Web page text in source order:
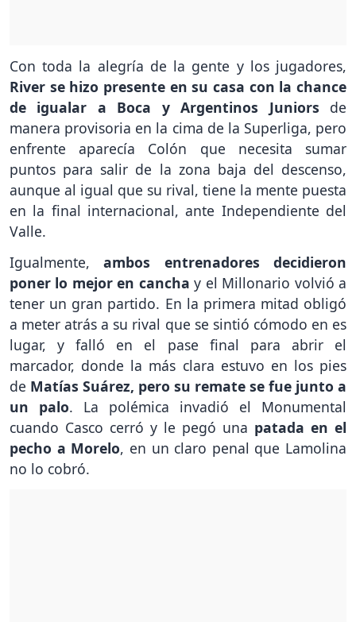
Con toda la alegría de la gente y los jugadores,
River se hizo presente en su casa con la chance
de igualar a Boca y Argentinos Juniors de
manera provisoria en la cima de la Superliga, pero
enfrente aparecía Colón que necesita sumar
puntos para salir de la zona baja del descenso,
aunque al igual que su rival, tiene la mente puesta
en la final internacional, ante Independiente del
Valle.
Igualmente,ambos entrenadores decidieron
poner lo mejor en cancha y el Millonario volvió a
tener un gran partido. En la primera mitad obligó
a meter atrás a su rival que se sintió cómodo en es
lugar, y falló en el pase final para abrir el
marcador, donde la más clara estuvo en los pies
de Matías Suárez, pero su remate se fue junto a
un palo. La polémica invadió el Monumental
cuando Casco cerró y le pegó una patada en el
pecho a Morelo, en un claro penal que Lamolina
no lo cobró.